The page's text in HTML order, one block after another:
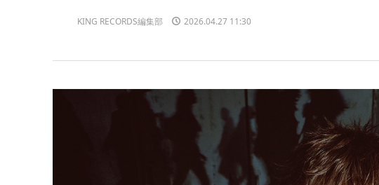
KING RECORDS編集部 2026.04.27 11:30